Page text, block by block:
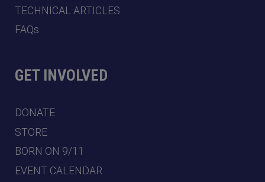
TECHNICAL ARTICLES
FAQs
GET INVOLVED
DONATE
STORE
BORN ON 9/11
EVENT CALENDAR